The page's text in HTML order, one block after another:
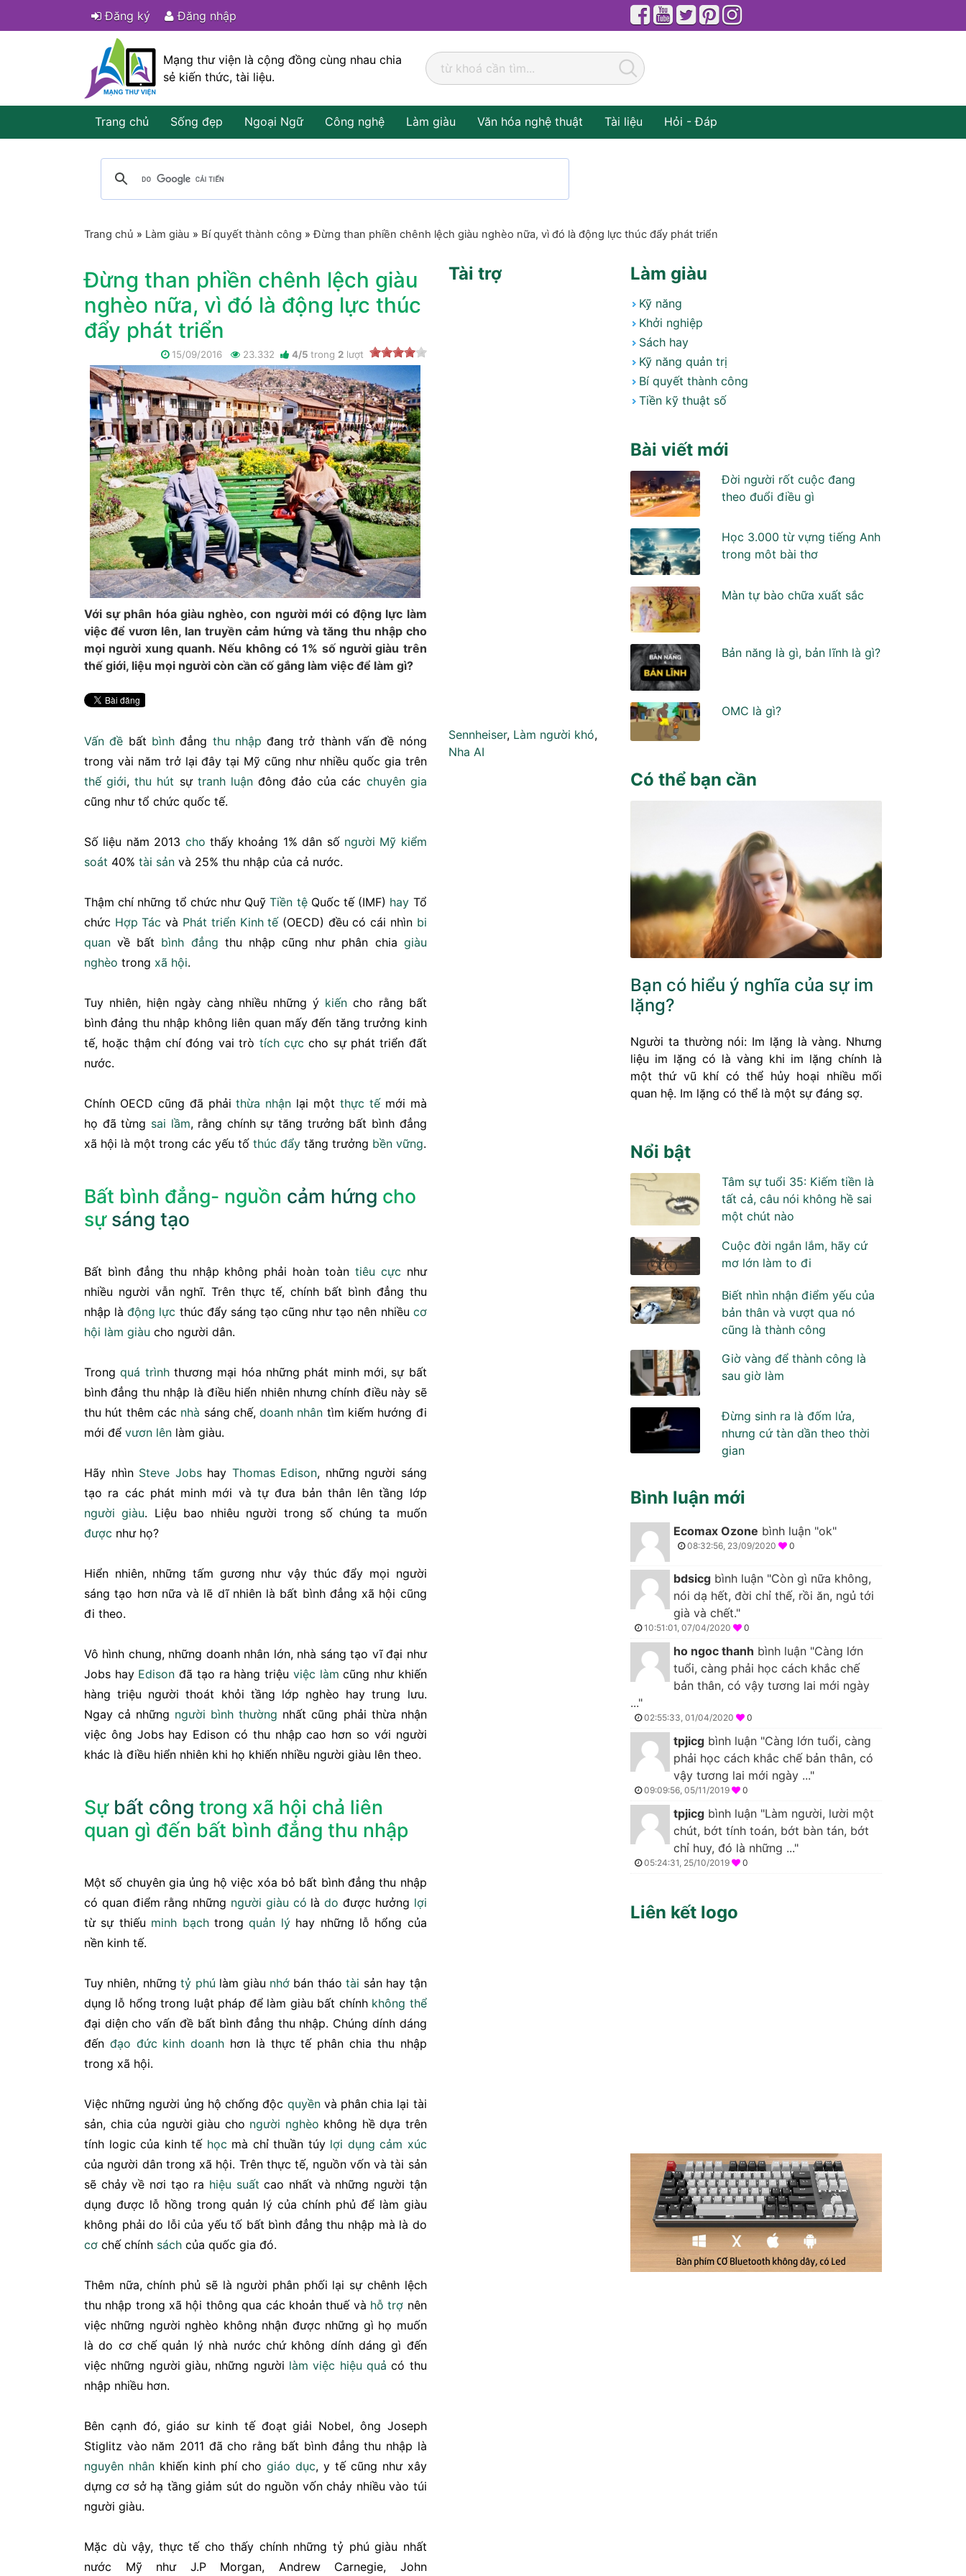
Đăng ký Đăng nhập
Mạng thư viện là cộng đồng cùng nhau chia
sẻ kiến thức, tài liệu.
Trang chủ Sống đẹp Ngoại Ngữ Công nghệ Làm giàu Văn hóa nghệ thuật Tài liệu Hỏi - Đáp
Trang chủ » Làm giàu » Bí quyết thành công »Đừng than phiền chênh lệch giàu nghèo nữa, vì đó là động lực thúc đẩy phát triển
Đừng than phiền chênh lệch giàu
nghèo nữa, vì đó là động lực thúc
đẩy phát triển
15/09/2016 23.332 4/5 trong 2lượt
Với sự phân hóa giàu nghèo, con người mới có động lực làm
việc để vươn lên, lan truyền cảm hứng và tăng thu nhập cho
mọi người xung quanh. Nếu không có 1% số người giàu trên
thế giới, liệu mọi người còn cần cố gắng làm việc để làm gì?
Vấn đề bất bìnhđẳng thu nhập đang trở thành vấn đề nóng
trong vài năm trở lại đây tại Mỹ cũng như nhiều quốc gia trên
thế giới,thu hút sự tranh luậnđông đảo của các chuyên gia
cũng như tổ chức quốc tế.
Số liệu năm 2013 cho thấy khoảng 1% dân số người Mỹ kiểm
soát 40% tài sản và 25% thu nhập của cả nước.
Thậm chí những tổ chức như QuỹTiền tệQuốc tế (IMF) hay Tổ
chức Hợp Tác và Phát triển Kinh tế(OECD) đều có cái nhìn bi
quan về bất bình đẳng thu nhập cũng như phân chia giàu
nghèo trong xã hội.
Tuy nhiên, hiện ngày càng nhiều những ý kiến cho rằng bất
bình đảng thu nhập không liên quan mấy đến tăng trưởng kinh
tế, hoặc thậm chí đóng vai trò tích cực cho sự phát triển đất
nước.
Chính OECD cũng đã phảithừa nhận lại mộtthực tếmới mà
họ đã từng sai lầm, rằng chính sự tăng trưởng bất bình đẳng
xã hội là một trong các yếu tố thúc đẩy tăng trưởng bền vững.
Bất bình đẳng- nguồn cảm hứng cho
sự sáng tạo
Bất bình đẳng thu nhập không phải hoàn toàn tiêu cực như
nhiều người vẫn nghĩ. Trên thực tế, chính bất bình đẳng thu
nhập làđộng lực thúc đẩy sáng tạo cũng như tạo nên nhiều cơ
hội làm giàu cho người dân.
Trongquá trìnhthương mại hóa những phát minh mới, sự bất
bình đẳng thu nhập là điều hiển nhiên nhưng chính điều này sẽ
thu hút thêm các nhà sáng chế,doanh nhân tìm kiếm hướng đi
mới để vươn lên làm giàu.
Hãy nhìn Steve Jobshay Thomas Edison, những người sáng
tạo ra các phát minh mới và tự đưa bản thân lên tầng lớp
người giàu. Liệu bao nhiêu người trong số chúng ta muốn
được như họ?
Hiển nhiên, những tấm gương như vậy thúc đẩy mọi người
sáng tạo hơn nữa và lẽ dĩ nhiên là bất bình đẳng xã hội cũng
đi theo.
Vô hình chung, những doanh nhân lớn, nhà sáng tạo vĩ đại như
Jobs hay Edison đã tạo ra hàng triệu việc làm cũng như khiến
hàng triệu người thoát khỏi tầng lớp nghèo hay trung lưu.
Ngay cả những người bình thường nhất cũng phải thừa nhận
việc ông Jobs hay Edison có thu nhập cao hơn so với người
khác là điều hiển nhiên khi họ khiến nhiều người giàu lên theo.
Sự bất công trong xã hội chả liên
quan gì đến bất bình đẳng thu nhập
Một số chuyên gia ủng hộ việc xóa bỏ bất bình đẳng thu nhập
có quan điểm rằng những người giàu có làdo được hưởng lợi
từ sự thiếu minh bạchtrongquản lýhay những lỗ hổng của
nền kinh tế.
Tuy nhiên, nhữngtỷ phú làm giàu nhớ bán tháotài sản hay tận
dụng lỗ hổng trong luật pháp để làm giàu bất chính không thể
đại diện cho vấn đề bất bình đẳng thu nhập. Chúng dính dáng
đến đạo đức kinh doanh hơn là thực tế phân chia thu nhập
trong xã hội.
Việc những người ủng hộ chống độc quyềnvà phân chia lại tài
sản, chia của người giàu cho người nghèo không hề dựa trên
tính logic của kinh tế học mà chỉ thuần túy lợi dụng cảm xúc
của người dân trong xã hội. Trên thực tế, nguồn vốn và tài sản
sẽ chảy về nơi tạo ra hiệu suất cao nhất và những người tận
dụng được lỗ hồng trong quản lý của chính phủ để làm giàu
không phải do lỗi của yếu tố bất bình đẳng thu nhập mà là do
cơ chế chính sách của quốc gia đó.
Thêm nữa, chính phủ sẽ là người phân phối lại sự chênh lệch
thu nhập trong xã hội thông qua các khoản thuế và hỗ trợ nên
việc những người nghèo không nhận được những gì họ muốn
là do cơ chế quản lý nhà nước chứ không dính dáng gì đến
việc những người giàu, những người làm việc hiệu quả có thu
nhập nhiều hơn.
Bên cạnh đó, giáo sư kinh tế đoạt giải Nobel, ông Joseph
Stiglitz vào năm 2011 đã cho rằng bất bình đẳng thu nhập là
nguyên nhânkhiến kinh phí chogiáo dục, y tế cũng như xây
dựng cơ sở hạ tầng giảm sút do nguồn vốn chảy nhiều vào túi
người giàu.
Mặc dù vậy, thực tế cho thấy chính những tỷ phú giàu nhất
nước Mỹ như J.P Morgan, Andrew Carnegie, John
Tài trợ
Sennheiser, Làm người khó,
Nha AI
Làm giàu
Kỹ năng
Khởi nghiệp
Sách hay
Kỹ năng quản trị
Bí quyết thành công
Tiền kỹ thuật số
Bài viết mới
Đời người rốt cuộc đang
theo đuổi điều gì
Học 3.000 từ vựng tiếng Anh
trong môt bài thơ
Màn tự bào chữa xuất sắc
Bản năng là gì, bản lĩnh là gì?
OMC là gì?
Có thể bạn cần
Bạn có hiểu ý nghĩa của sự im
lặng?
Người ta thường nói: Im lặng là vàng. Nhưng
liệu im lặng có là vàng khi im lặng chính là
một thứ vũ khí có thể hủy hoại nhiều mối
quan hệ. Im lặng có thể là một sự đáng sợ.
Nổi bật
Tâm sự tuổi 35: Kiếm tiền là
tất cả, câu nói không hề sai
một chút nào
Cuộc đời ngắn lắm, hãy cứ
mơ lớn làm to đi
Biết nhìn nhận điểm yếu của
bản thân và vượt qua nó
cũng là thành công
Giờ vàng để thành công là
sau giờ làm
Đừng sinh ra là đốm lửa,
nhưng cứ tàn dần theo thời
gian
Bình luận mới
Ecomax Ozone bình luận "ok"
08:32:56, 23/09/2020 0
bdsicg bình luận "Còn gì nữa không,
nói dạ hết, đời chỉ thế, rồi ăn, ngủ tới
già và chết."
10:51:01, 07/04/2020 0
ho ngoc thanh bình luận "Càng lớn
tuổi, càng phải học cách khắc chế
bản thân, có vậy tương lai mới ngày
..."
02:55:33, 01/04/2020 0
tpjicg bình luận "Càng lớn tuổi, càng
phải học cách khắc chế bản thân, có
vậy tương lai mới ngày ..."
09:09:56, 05/11/2019 0
tpjicg bình luận "Làm người, lười một
chút, bớt tính toán, bớt bàn tán, bớt
chỉ huy, đó là những ..."
05:24:31, 25/10/2019 0
Liên kết logo